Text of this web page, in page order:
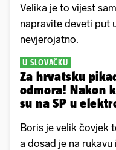
Velika je to vijest
napravite deveti put
nevjerojatno.
U SLOVAČKU
Za hrvatsku
odmora! Nakon
su na SP u
Boris je velik čovjek
a dosad je na